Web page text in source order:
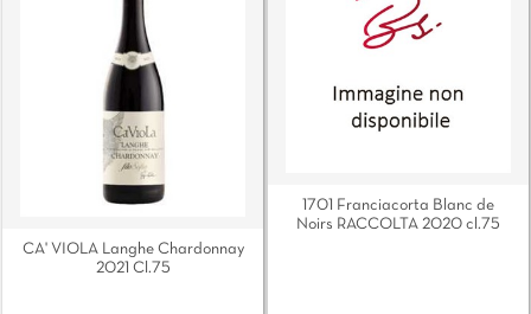
CA' VIOLA Langhe Chardonnay
2021 Cl.75
1701 Franciacorta Blanc de
Noirs RACCOLTA 2020 cl.75